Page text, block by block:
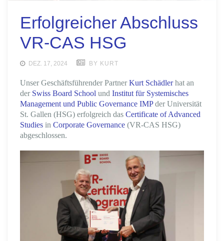
Erfolgreicher Abschluss
VR-CAS HSG
DEZ. 17, 2024 BY KURT
Unser Geschäftsführender PartnerKurt Schädlerhat an
der Swiss Board School und Institut für Systemisches
Management und Public Governance IMPder Universität
St. Gallen (HSG) erfolgreich das Certificate of Advanced
Studies in Corporate Governance (VR-CAS HSG)
abgeschlossen.